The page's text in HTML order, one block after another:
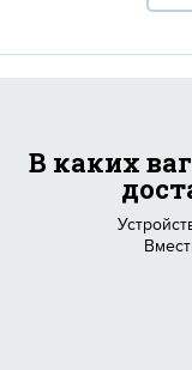
В каких